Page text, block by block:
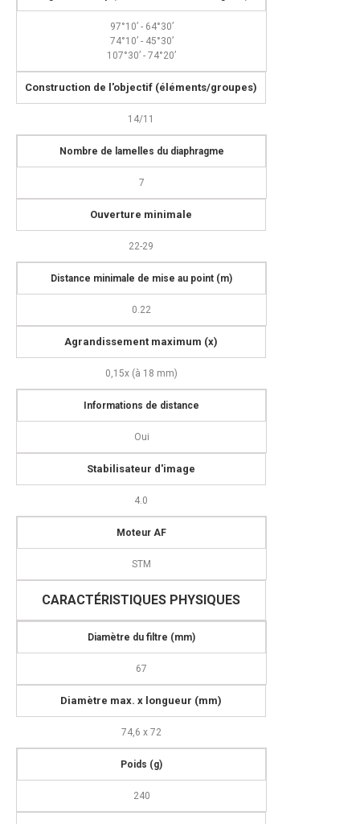
97°10’ - 64°30’
74°10’ - 45°30’
107°30’ - 74°20’
Construction de l'objectif (éléments/groupes)
14/11
Nombre de lamelles du diaphragme
7
Ouverture minimale
22-29
Distance minimale de mise au point (m)
0.22
Agrandissement maximum (x)
0,15x (à 18 mm)
nformations de distance
Oui
Stabilisateur d'image
4.0
Moteur AF
STM
CARACTÉRISTIQUES PHYSIQUES
Diamètre du filtre (mm)
67
Diamètre max. x longueur (mm)
74,6 x 72
Poids (g)
240